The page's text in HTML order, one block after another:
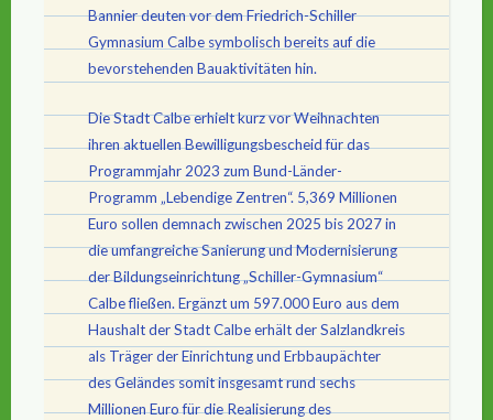
Bannier deuten vor dem Friedrich-Schiller
Gymnasium Calbe symbolisch bereits auf die
bevorstehenden Bauaktivitäten hin.
Die Stadt Calbe erhielt kurz vor Weihnachten
ihren aktuellen Bewilligungsbescheid für das
Programmjahr 2023 zum Bund-Länder-
Programm „Lebendige Zentren“. 5,369 Millionen
Euro sollen demnach zwischen 2025 bis 2027 in
die umfangreiche Sanierung und Modernisierung
der Bildungseinrichtung „Schiller-Gymnasium“
Calbe fließen. Ergänzt um 597.000 Euro aus dem
Haushalt der Stadt Calbe erhält der Salzlandkreis
als Träger der Einrichtung und Erbbaupächter
des Geländes somit insgesamt rund sechs
Millionen Euro für die Realisierung des